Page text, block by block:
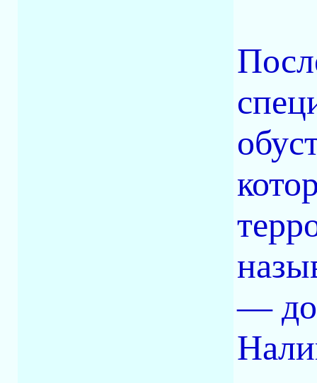
—